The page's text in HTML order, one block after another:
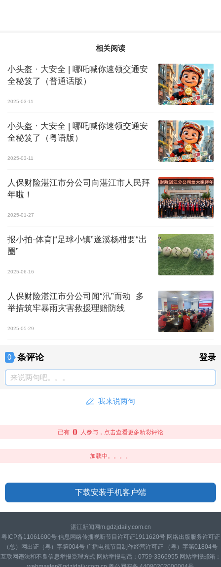
相关阅读
小头盔 · 大安全 | 哪吒喊你速领交通安
全秘笈了（普通话版）
2025-03-11
小头盔 · 大安全 | 哪吒喊你速领交通安
全秘笈了（粤语版）
2025-03-11
人保财险湛江市分公司向湛江市人民拜
年啦！
2025-01-27
报小拍·体育|“足球小镇”遂溪杨柑要“出
圈”
2025-06-16
人保财险湛江市分公司闻“汛”而动 多
举措筑牢暴雨灾害救援理赔防线
2025-05-29
0 条评论 登录
来说两句吧。。。
我来说两句
已有 0 人参与，点击查看更多精彩评论
加载中。。。。
下载安装手机客户端
湛江新闻网m.gdzjdaily.com.cn
粤ICP备11061600号 信息网络传播视听节目许可证1911620号 网络出版服务许可证
（总）网出证（粤）字第004号 广播电视节目制作经营许可证 （粤）字第01804号
互联网违法和不良信息举报受理方式 网站举报电话：0759-3366955 网站举报邮箱：